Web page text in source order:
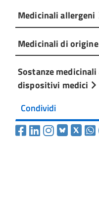
Medicinali allergeni
Medicinali di
Sostanze
dispositivi medici
Condividi